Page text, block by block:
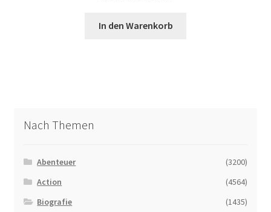
In den Warenkorb
Nach Themen
Abenteuer
(3200)
Action
(4564)
Biografie
(1435)